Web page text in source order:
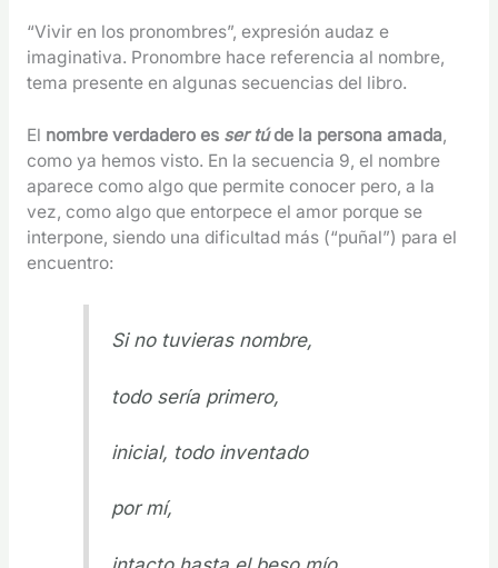
“Vivir en los pronombres”, expresión audaz e
imaginativa. Pronombre hace referencia al nombre,
tema presente en algunas secuencias del libro.
El nombre verdadero es ser túde la persona amada,
como ya hemos visto. En la secuencia 9, el nombre
aparece como algo que permite conocer pero, a la
vez, como algo que entorpece el amor porque se
interpone, siendo una dificultad más (“puñal”) para el
encuentro:
Si no tuvieras nombre,
todo sería primero,
inicial, todo inventado
por mí,